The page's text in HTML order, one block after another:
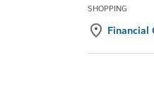
SHOPPING
Financial